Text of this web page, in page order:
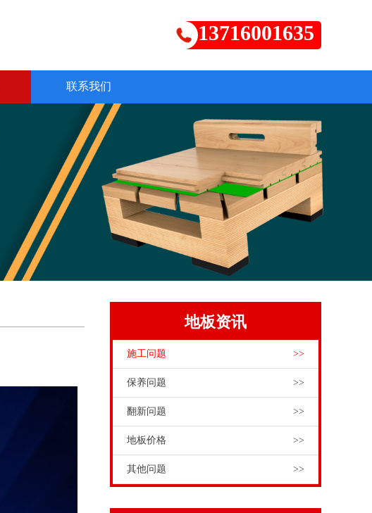
13716001635
联系我们
地板资讯
施工问题 >>
保养问题 >>
翻新问题 >>
地板价格 >>
其他问题 >>